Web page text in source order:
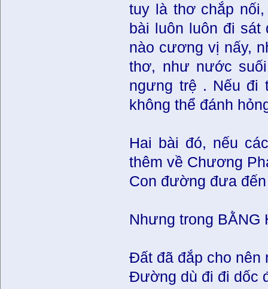
tuy là thơ chắp
bài luôn luôn đi sát
nào cương vị nấy,
thơ, như nước
ngưng trệ . Nếu đi
không thể đánh
Hai bài đó, nếu
thêm về Chương
Con đường đưa
Nhưng trong BẰNG
Ðất đã đắp cho nên
Ðường dù đi đi dốc